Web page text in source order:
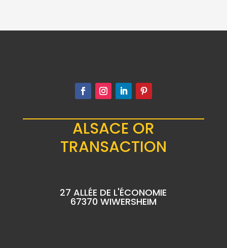
ALSACE OR
TRANSACTION
27 ALLÉE DE L'ÉCONOMIE
67370 WIWERSHEIM